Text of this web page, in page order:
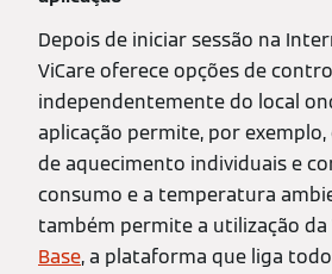
Depois de iniciar sessão na
ViCare oferece opções de
independentemente do local
aplicação permite, por
de aquecimento individuais e
consumo e a temperatura
também permite a utilização da
Base, a plataforma que liga